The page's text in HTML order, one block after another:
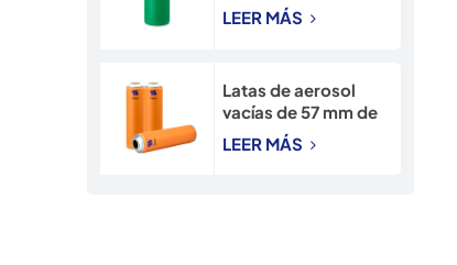
65 mm con cuello
estrecho e
LEER MÁS
Latas de aerosol
vacías de 57 mm de
diámetro para
insecticida en
LEER MÁS